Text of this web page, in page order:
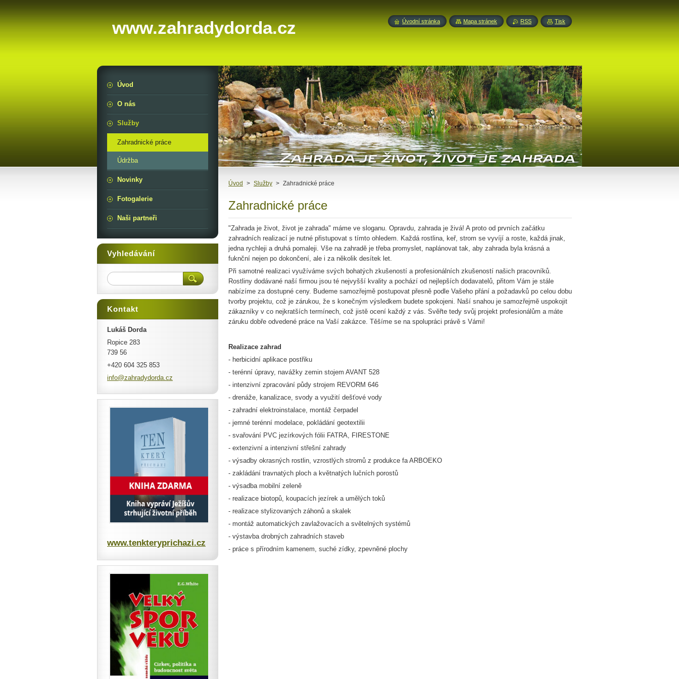
www.zahradydorda.cz
Úvod > Služby > Zahradnické práce
Zahradnické práce
"Zahrada je život, život je zahrada" máme ve sloganu. Opravdu, zahrada je živá! A proto od prvních začátku
zahradních realizací je nutné přistupovat s tímto ohledem. Každá rostlina, keř, strom se vyvíjí a roste, každá jinak,
jedna rychleji a druhá pomaleji. Vše na zahradě je třeba promyslet, naplánovat tak, aby zahrada byla krásná a
fuknční nejen po dokončení, ale i za několik desítek let.
Při samotné realizaci využíváme svých bohatých zkušeností a profesionálních zkušeností našich pracovníků.
Rostliny dodávané naší firmou jsou té nejvyšší kvality a pochází od nejlepších dodavatelů, přitom Vám je stále
nabízíme za dostupné ceny. Budeme samozřejmě postupovat přesně podle Vašeho přání a požadavků po celou dobu
tvorby projektu, což je zárukou, že s konečným výsledkem budete spokojeni. Naší snahou je samozřejmě uspokojit
zákazníky v co nejkratších termínech, což jistě ocení každý z vás. Svěřte tedy svůj projekt profesionálům a máte
záruku dobře odvedené práce na Vaší zakázce. Těšíme se na spolupráci právě s Vámi!
Realizace zahrad
- herbicidní aplikace postřiku
- terénní úpravy, navážky zemin stojem AVANT 528
- intenzivní zpracování půdy strojem REVORM 646
- drenáže, kanalizace, svody a využití dešťové vody
- zahradní elektroinstalace, montáž čerpadel
- jemné terénní modelace, pokládání geotextilii
- svařování PVC jezírkových fólii FATRA, FIRESTONE
- extenzivní a intenzivní střešní zahrady
- výsadby okrasných rostlin, vzrostlých stromů z produkce fa ARBOEKO
- zakládání travnatých ploch a květnatých lučních porostů
- výsadba mobilní zeleně
- realizace biotopů, koupacích jezírek a umělých toků
- realizace stylizovaných záhonů a skalek
- montáž automatických zavlažovacích a světelných systémů
- výstavba drobných zahradních staveb
- práce s přírodním kamenem, suché zídky, zpevněné plochy
Úvod
O nás
Služby
Zahradnické práce
Údržba
Novinky
Fotogalerie
Naši partneři
Vyhledávání
Kontakt
Lukáš Dorda
Ropice 283
739 56
+420 604 325 853
info@zahradydorda.cz
www.tenkteryprichazi.cz
Úvodní stránka Mapa stránek RSS Tisk